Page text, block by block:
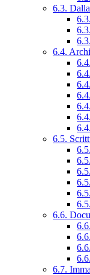
6.3.
6.4.
6.5.
6.6.
6.7.